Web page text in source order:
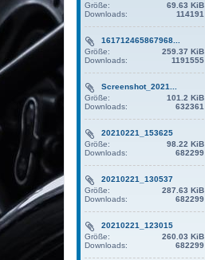
Größe:
69.63 KiB
Downloads:
114191
161712465867968...
Größe:
259.37 KiB
Downloads:
1191555
Screenshot_2021...
Größe:
101.2 KiB
Downloads:
632361
20210221_153625
Größe:
98.22 KiB
Downloads:
682299
20210221_130537
Größe:
287.63 KiB
Downloads:
682299
20210221_123015
Größe:
260.03 KiB
Downloads:
682299